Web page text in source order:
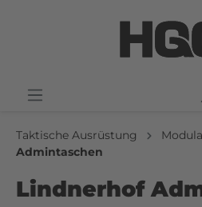
Taktische Ausrüstung
Admintaschen
Lindnerhof